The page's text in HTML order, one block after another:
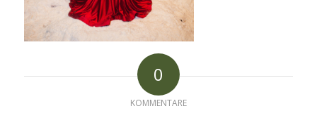
0
KOMMENTARE